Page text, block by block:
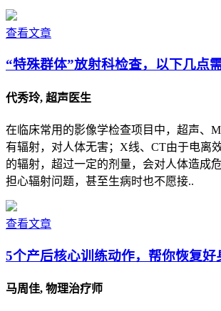
查看文章
“特殊群体”放射科检查，以下几点
代秀玲, 超声医生
在临床常用的影像学检查项目中，超声、
有辐射，对人体无害；X线、CT由于电离
的辐射，超过一定的剂量，会对人体造成
担心辐射问题，甚至生病时也不愿接..
查看文章
5个产后核心训练动作，帮你恢复好
马周佳, 物理治疗师